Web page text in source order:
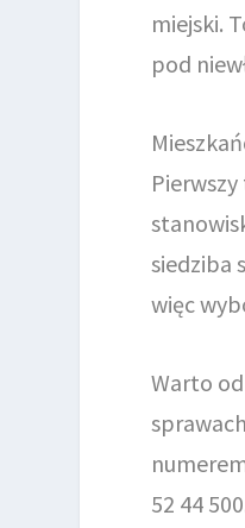
miejski.
pod
siedziba
więc
Warto
52 44